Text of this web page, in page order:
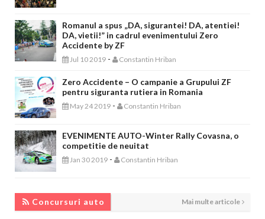
Romanul a spus „DA, sigurantei! DA, atentiei!
DA, vietii!” in cadrul evenimentului Zero
Accidente by ZF
Jul 10 2019 - Constantin Hriban
Zero Accidente – O campanie a Grupului ZF
pentru siguranta rutiera in Romania
May 24 2019 - Constantin Hriban
EVENIMENTE AUTO-Winter Rally Covasna, o
competitie de neuitat
Jan 30 2019 - Constantin Hriban
Concursuri auto Mai multe articole